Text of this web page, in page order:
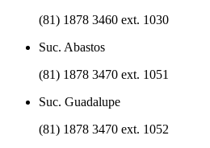
(81) 1878 3460 ext. 1030
Suc. Abastos
(81) 1878 3470 ext. 1051
Suc. Guadalupe
(81) 1878 3470 ext. 1052